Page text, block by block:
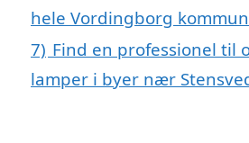
hele Vordingborg
7) Find en professionel til
lamper i byer nær